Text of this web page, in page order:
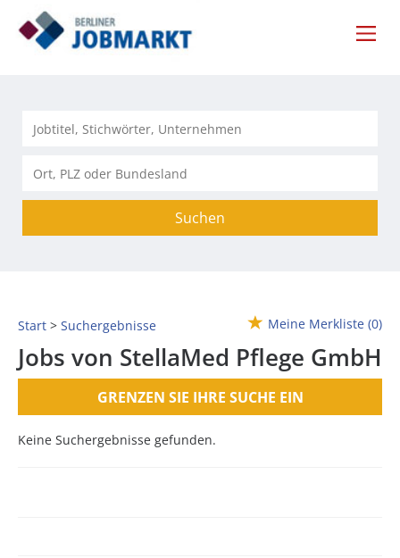
Suchen
Start Suchergebnisse Meine Merkliste (0)
Jobs von StellaMed Pflege GmbH
GRENZEN SIE IHRE SUCHE EIN
Keine Suchergebnisse gefunden.